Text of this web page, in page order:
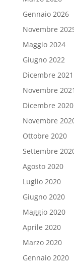
Gennaio 2026
Novembre
Maggio 2024
Giugno 2022
Dicembre 2021
Novembre 2021
Dicembre 2020
Novembre
Ottobre 2020
Settembre
Agosto 2020
Luglio 2020
Giugno 2020
Maggio 2020
Aprile 2020
Marzo 2020
Gennaio 2020